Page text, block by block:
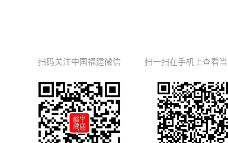
扫码关注中国福建微信 扫一扫在手机上查看